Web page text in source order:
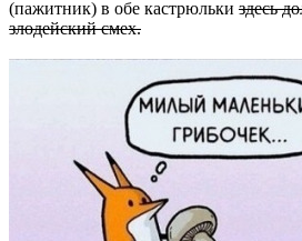
(пажитник) в обе кастрюльки здесь
злодейский смех.